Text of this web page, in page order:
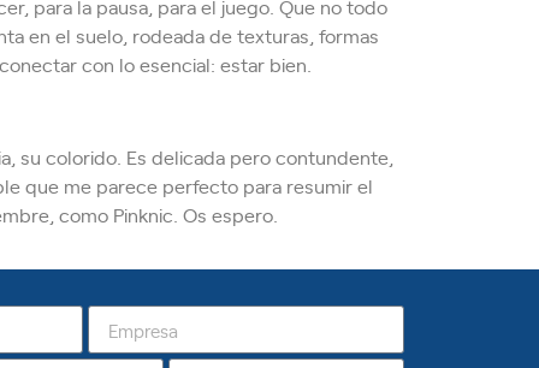
para la pausa, para el juego. Que no todo
en el suelo, rodeada de texturas, formas
con lo esencial: estar bien.
su colorido. Es delicada pero contundente,
que me parece perfecto para resumir el
como Pinknic. Os espero.